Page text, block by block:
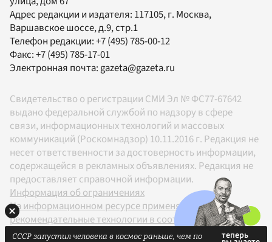
Адрес редакции и издателя: 117105, г. Москва,
Варшавское шоссе, д.9, стр.1
Телефон редакции:+7 (495) 785-00-12
Факс:+7 (495) 785-17-01
Электронная почта:gazeta@gazeta.ru
Свидетельство о регистрации СМИ Эл № ФС77-67642
выдано федеральной службой по надзору в сфере
связи, информационных технологий и массовых
коммуникаций (Роскомнадзор) 10.11.2016 г. Редакция не
несет ответственности за достоверность информации,
содержащейся в рекламных объявлениях. Редакция не
предоставляет справочной информации.
Информация об ограничениях
На информационном ресурсе применяются
рекомендательные технологии в соответствии с
Правилами
СССР запустил человека в космос раньше, чем по